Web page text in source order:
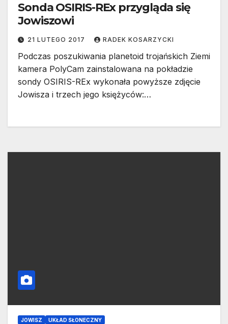
Sonda OSIRIS-REx przygląda się
Jowiszowi
21 LUTEGO 2017 RADEK KOSARZYCKI
Podczas poszukiwania planetoid trojańskich Ziemi
kamera PolyCam zainstalowana na pokładzie
sondy OSIRIS-REx wykonała powyższe zdjęcie
Jowisza i trzech jego księżyców:…
JOWISZ UKŁAD SŁONECZNY